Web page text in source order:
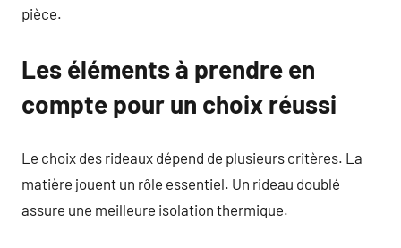
pièce.
Les éléments à prendre en
compte pour un choix réussi
Le choix des rideaux dépend de plusieurs critères. La
matière jouent un rôle essentiel. Un rideau doublé
assure une meilleure isolation thermique.